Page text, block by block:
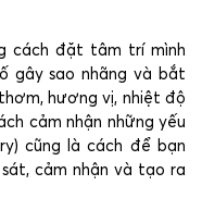
cách đặt tâm trí mình
gây sao nhãng và bắt
hương vị, nhiệt độ
cảm nhận những yếu
cũng là cách để bạn
cảm nhận và tạo ra